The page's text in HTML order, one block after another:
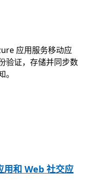
应用服务移动应
验证，存储并同步数
用和 Web 社交应